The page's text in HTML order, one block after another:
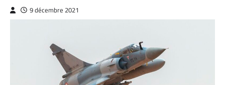
9 décembre 2021